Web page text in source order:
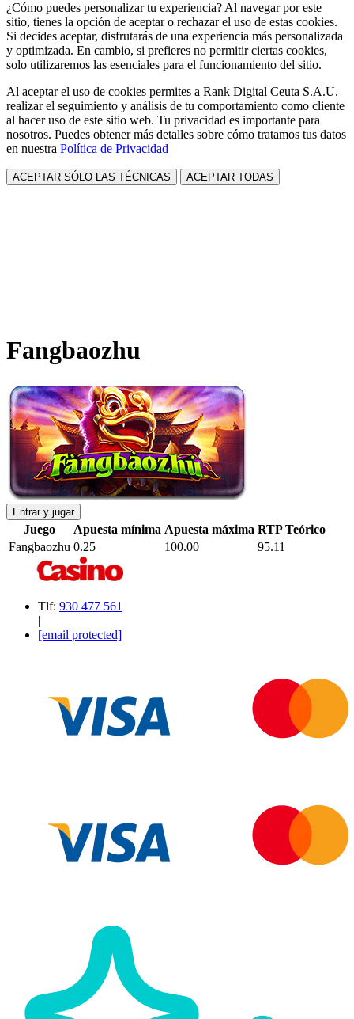
¿Cómo puedes personalizar tu experiencia? Al navegar por este
sitio, tienes la opción de aceptar o rechazar el uso de estas cookies.
Si decides aceptar, disfrutarás de una experiencia más personalizada
y optimizada. En cambio, si prefieres no permitir ciertas cookies,
solo utilizaremos las esenciales para el funcionamiento del sitio.
Al aceptar el uso de cookies permites a Rank Digital Ceuta S.A.U.
realizar el seguimiento y análisis de tu comportamiento como cliente
al hacer uso de este sitio web. Tu privacidad es importante para
nosotros. Puedes obtener más detalles sobre cómo tratamos tus datos
en nuestra Política de Privacidad
ACEPTAR SÓLO LAS TÉCNICAS ACEPTAR TODAS
Fangbaozhu
Entrar y jugar
Juego Apuesta mínima Apuesta máxima RTP Teórico
Fangbaozhu 0.25 100.00 95.11
Tlf: 930 477 561
|
[email protected]